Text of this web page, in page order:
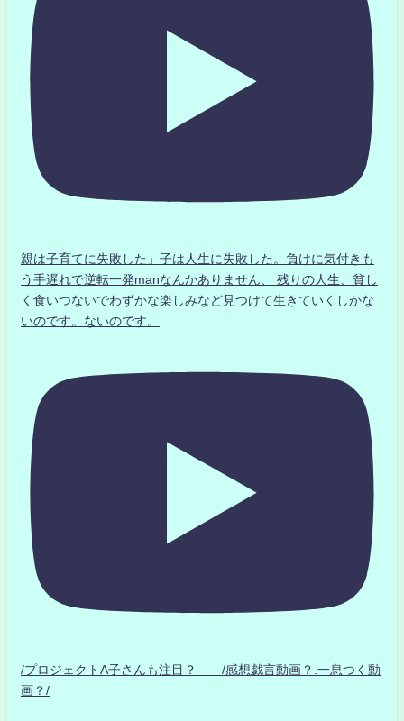
親は子育てに失敗した」子は人生に失敗した。負けに気付きも
う手遅れで逆転一発manなんかありません、 残りの人生、貧し
く食いつないでわずかな楽しみなど見つけて生きていくしかな
いのです。ないのです。
/プロジェクトA子さんも注目？ /感想戯言動画？.一息つく動
画？/